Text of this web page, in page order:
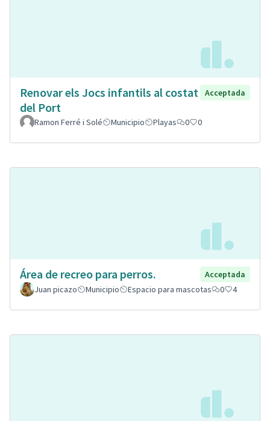
Renovar els Jocs infantils al costat
del Port
Acceptada
Ramon Ferré i Solé Municipio Playas 0 0
Área de recreo para perros.
Acceptada
Juan picazo
Municipio Espacio para mascotas 0 4